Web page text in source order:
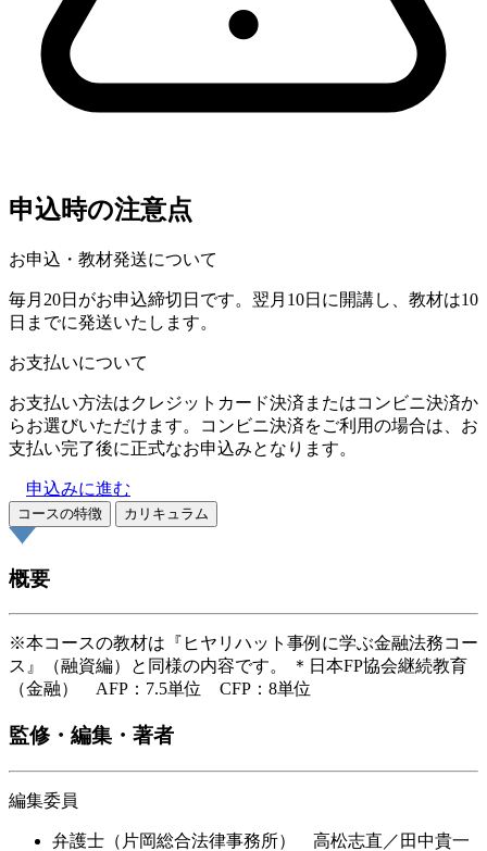
申込時の注意点
お申込・教材発送について
毎月20日がお申込締切日です。翌月10日に開講し、教材は10
日までに発送いたします。
お支払いについて
お支払い方法はクレジットカード決済またはコンビニ決済か
らお選びいただけます。コンビニ決済をご利用の場合は、お
支払い完了後に正式なお申込みとなります。
申込みに進む
コースの特徴 カリキュラム
概要
※本コースの教材は『ヒヤリハット事例に学ぶ金融法務コー
ス』（融資編）と同様の内容です。 ＊日本FP協会継続教育
（金融） AFP：7.5単位 CFP：8単位
監修・編集・著者
編集委員
弁護士（片岡総合法律事務所） 高松志直／田中貴一